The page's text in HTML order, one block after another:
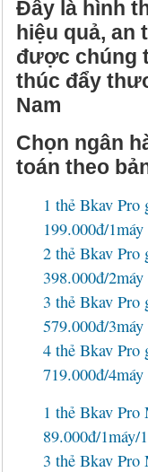
Đặt mua
Liên hệ
Eset NOD32 2027
Panda 2026, 2027
CMC InfoSec
Sucuri Website
Bkav Heartbleed
Cứu dữ liệu bị
Diệt virus mã
Đặt mua Eset
Đặt mua Panda
Đặt mua BullGuard
Đặt mua F-Secure
Đặt mua G DATA
Đặt mua
Đặt mua
Đặt mua Webroot
Chính sách bảo
Thông tin về
Đây là hình
hiệu quả, an
được chúng
thúc đẩy
Nam
Chọn ngân
toán theo
1 thẻ Bkav Pro
199.000đ/1máy
2 thẻ Bkav Pro
398.000đ/2máy
3 thẻ Bkav Pro
579.000đ/3máy
4 thẻ Bkav Pro
719.000đ/4máy
1 thẻ Bkav
89.000đ/1máy/
3 thẻ Bkav